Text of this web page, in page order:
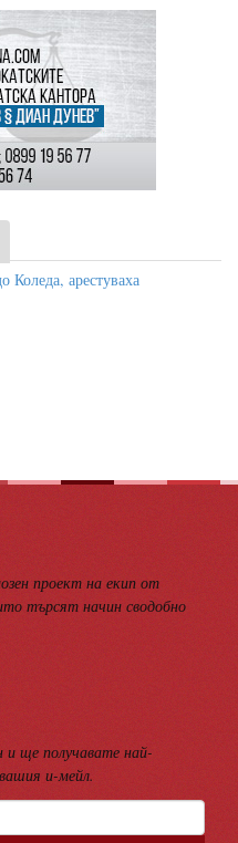
Коледа, арестуваха
проект на екип от
търсят начин сводобно
ще получавате най-
и-мейл.